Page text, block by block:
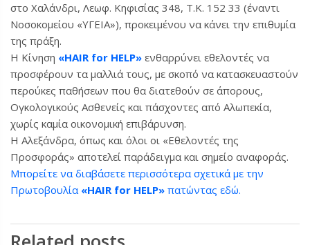
στο Χαλάνδρι, Λεωφ. Κηφισίας 348, Τ.Κ. 152 33 (έναντι
Nοσοκoμείου «ΥΓΕΙΑ»), προκειμένου να κάνει την επιθυμία
της πράξη.
Η Κίνηση «HAIR for HELP» ενθαρρύνει εθελοντές να
προσφέρουν τα μαλλιά τους, με σκοπό να κατασκευαστούν
περούκες παθήσεων που θα διατεθούν σε άπορους,
Ογκολογικούς Ασθενείς και πάσχοντες από Αλωπεκία,
χωρίς καμία οικονομική επιβάρυνση.
Η Αλεξάνδρα, όπως και όλοι οι «Εθελοντές της
Προσφοράς» αποτελεί παράδειγμα και σημείο αναφοράς.
Μπορείτε να διαβάσετε περισσότερα σχετικά με την
Πρωτοβουλία «HAIR for HELP» πατώντας εδώ.